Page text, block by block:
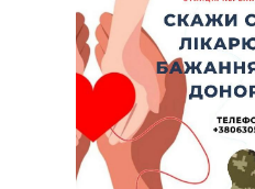
На Уманщині
670 тис грн штрафу за
Обрано претендента
Мокрокалигірського
Уманські міграційники
який відсидів термін у
05 СЕРПНЯ 2026, СЕРЕДА